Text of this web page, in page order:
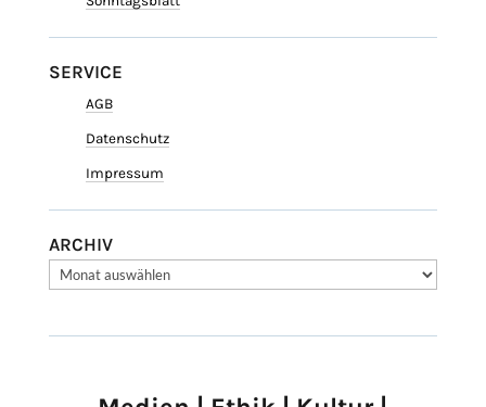
SERVICE
AGB
Datenschutz
Impressum
ARCHIV